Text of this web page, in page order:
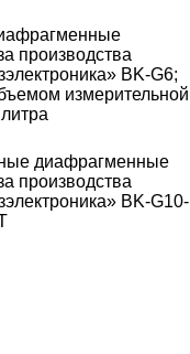
производства
BK-G6;
измерительной
диафрагменные
производства
BK-G10-